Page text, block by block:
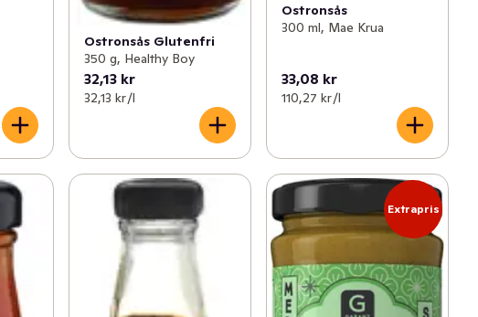
Ostronsås Glutenfri
350 g, Healthy Boy
32,13 kr
32,13 kr /l
Ostronsås
300 ml, Mae Krua
33,08 kr
110,27 kr /l
Extrapris